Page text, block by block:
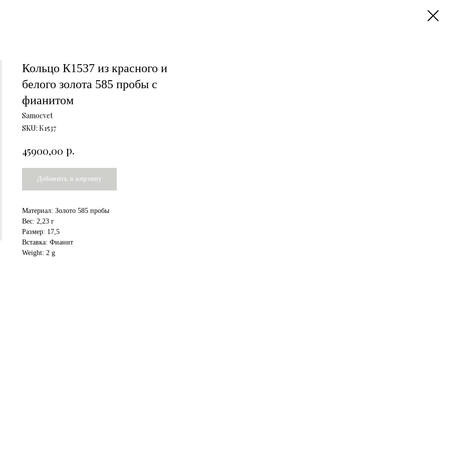
Кольцо К1537 из красного и
белого золота 585 пробы с
фианитом
Samocvet
SKU: К1537
45900,00 р.
Добавить в корзину
Материал: Золото 585 пробы
Вес: 2,23 г
Размер: 17,5
Вставка: Фианит
Weight: 2 g